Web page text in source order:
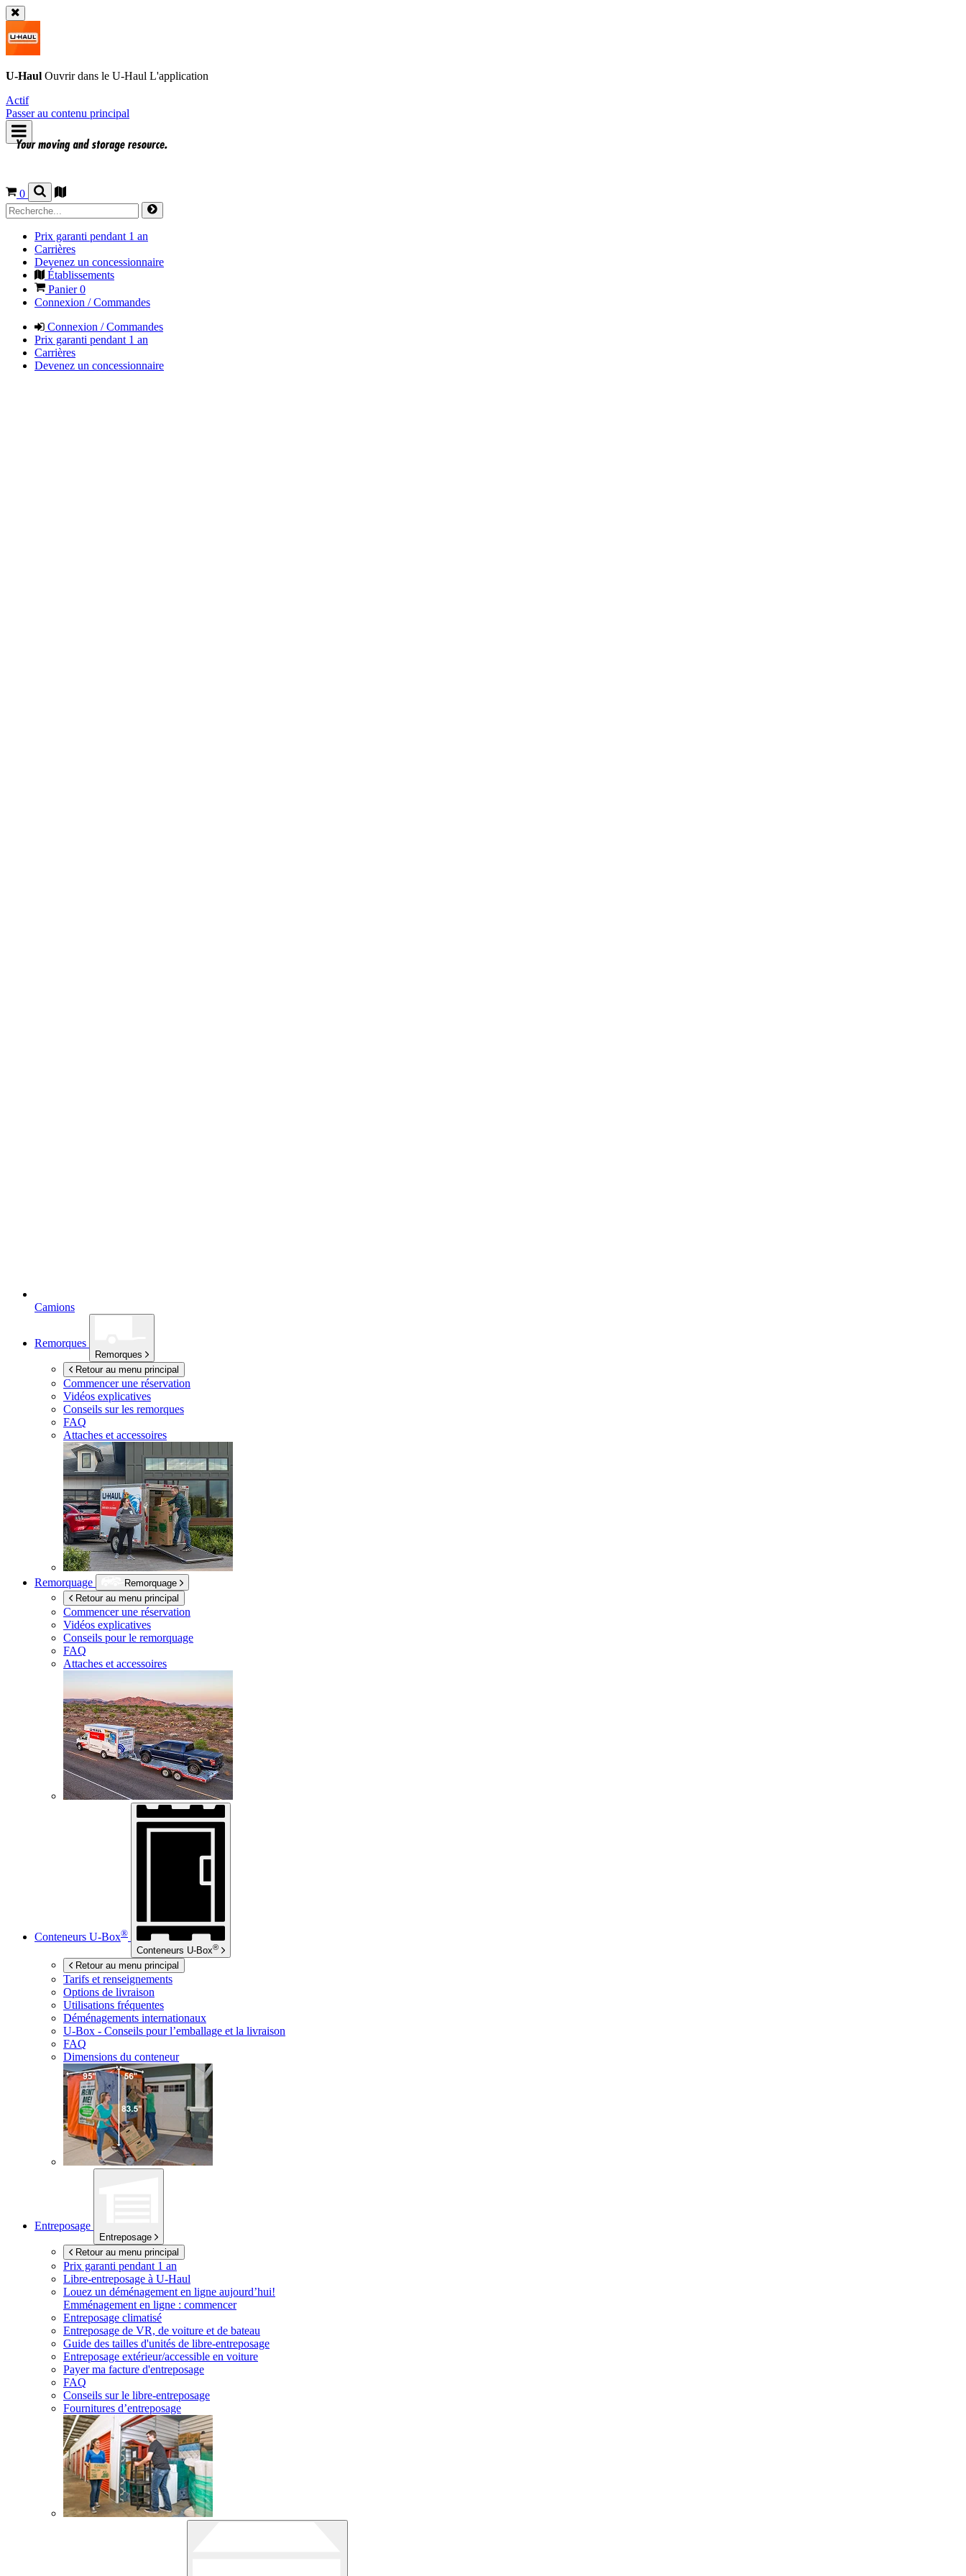
U-Haul Ouvrir dans le U-Haul L'application
Actif
Passer au contenu principal
0
Prix garanti pendant 1 an
Carrières
Devenez un concessionnaire
Établissements
Panier0
Connexion / Commandes
Connexion / Commandes
Prix garanti pendant 1 an
Carrières
Devenez un concessionnaire
Camions
Remorques
Remorques
Retour au menu principal
Commencer une réservation
Vidéos explicatives
Conseils sur les remorques
FAQ
Attaches et accessoires
Remorquage
Remorquage
Retour au menu principal
Commencer une réservation
Vidéos explicatives
Conseils pour le remorquage
FAQ
Attaches et accessoires
Conteneurs U-Box®
Conteneurs U-Box®
Retour au menu principal
Tarifs et renseignements
Options de livraison
Utilisations fréquentes
Déménagements internationaux
U-Box - Conseils pour l’emballage et la livraison
FAQ
Dimensions du conteneur
Entreposage
Entreposage
Retour au menu principal
Prix garanti pendant 1 an
Libre-entreposage à U-Haul
Louez un déménagement en ligne aujourd’hui!
Emménagement en ligne : commencer
Entreposage climatisé
Entreposage de VR, de voiture et de bateau
Guide des tailles d'unités de libre-entreposage
Entreposage extérieur/accessible en voiture
Payer ma facture d'entreposage
FAQ
Conseils sur le libre-entreposage
Fournitures d’entreposage